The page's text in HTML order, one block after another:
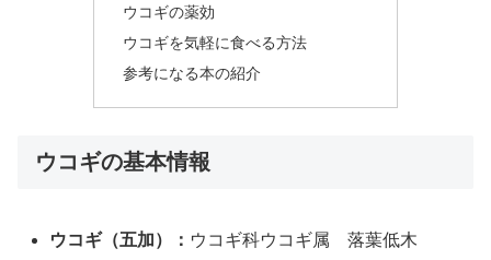
ウコギの薬効
ウコギを気軽に食べる方法
参考になる本の紹介
ウコギの基本情報
ウコギ（五加）： ウコギ科ウコギ属 落葉低木